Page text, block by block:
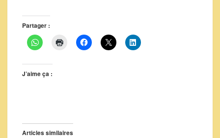
Partager :
J’aime ça :
Articles similaires